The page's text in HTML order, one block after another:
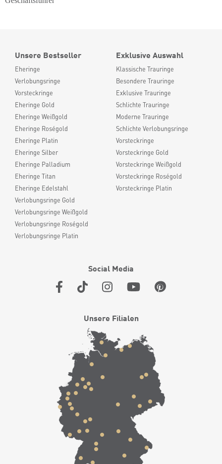
Unsere Bestseller
Eheringe
Verlobungsringe
Vorsteckringe
Eheringe Gold
Eheringe Weißgold
Eheringe Roségold
Eheringe Platin
Eheringe Silber
Eheringe Palladium
Eheringe Titan
Eheringe Edelstahl
Verlobungsringe Gold
Verlobungsringe Weißgold
Verlobungsringe Roségold
Verlobungsringe Platin
Exklusive Auswahl
Klassische Trauringe
Besondere Trauringe
Exklusive Trauringe
Schlichte Trauringe
Moderne Trauringe
Schlichte Verlobungsringe
Vorsteckringe
Vorsteckringe Gold
Vorsteckringe Weißgold
Vorsteckringe Roségold
Vorsteckringe Platin
Social Media
Unsere Filialen